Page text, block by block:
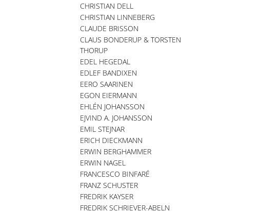
CHRISTIAN DELL
CHRISTIAN LINNEBERG
CLAUDE BRISSON
CLAUS BONDERUP & TORSTEN
THORUP
EDEL HEGEDAL
EDLEF BANDIXEN
EERO SAARINEN
EGON EIERMANN
EHLÉN JOHANSSON
EJVIND A. JOHANSSON
EMIL STEJNAR
ERICH DIECKMANN
ERWIN BERGHAMMER
ERWIN NAGEL
FRANCESCO BINFARÉ
FRANZ SCHUSTER
FREDRIK KAYSER
FREDRIK SCHRIEVER-ABELN